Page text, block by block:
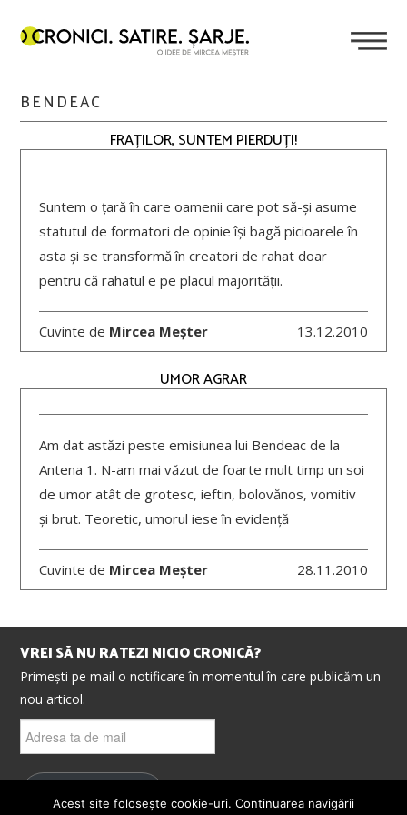
BENDEAC
FRAȚILOR, SUNTEM PIERDUȚI!
Suntem o țară în care oamenii care pot să-și asume
statutul de formatori de opinie își bagă picioarele în
asta și se transformă în creatori de rahat doar
pentru că rahatul e pe placul majorității.
Cuvinte de Mircea Meșter 13.12.2010
UMOR AGRAR
Am dat astăzi peste emisiunea lui Bendeac de la
Antena 1. N-am mai văzut de foarte mult timp un soi
de umor atât de grotesc, ieftin, bolovănos, vomitiv
și brut. Teoretic, umorul iese în evidență
Cuvinte de Mircea Meșter 28.11.2010
VREI SĂ NU RATEZI NICIO CRONICĂ?
Primești pe mail o notificare în momentul în care publicăm un
nou articol.
ta
mail
ABONEAZĂ-TE
Acest site folosește cookie-uri. Continuarea navigării